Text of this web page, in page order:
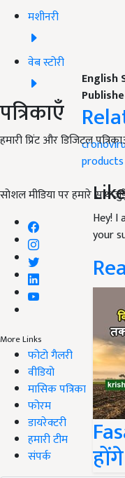
मशीनरी
वेब स्टोरी
पत्रिकाएँ
हमारी प्रिंट और डिजिटल
सोशल मीडिया पर हमारे साथ
More Links
फोटो गैलरी
वीडियो
मासिक पत्रिका
फोरम
डायरेक्टरी
हमारी टीम
संपर्क
English
products
Hey! I
your